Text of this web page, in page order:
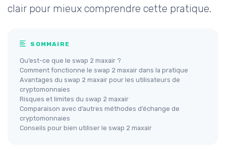
clair pour mieux comprendre cette pratique.
SOMMAIRE
Qu’est-ce que le swap 2 maxair ?
Comment fonctionne le swap 2 maxair dans la pratique
Avantages du swap 2 maxair pour les utilisateurs de
cryptomonnaies
Risques et limites du swap 2 maxair
Comparaison avec d’autres méthodes d’échange de
cryptomonnaies
Conseils pour bien utiliser le swap 2 maxair